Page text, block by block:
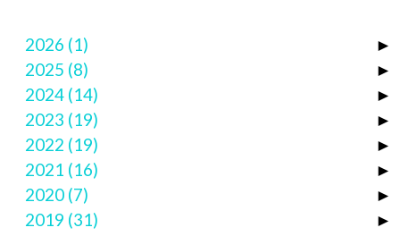
►
2026 (1)
►
2025 (8)
►
2024 (14)
►
2023 (19)
►
2022 (19)
►
2021 (16)
►
2020 (7)
►
2019 (31)